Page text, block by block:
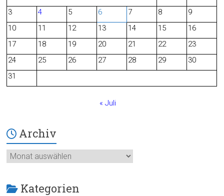
b
o
3
4 5 6 7 8
9
10
11 12 13 14 15
16
17
18 19 20 21 22
23
24
25 26 27 28 29
30
31
« Juli
Archiv
Archiv
Kategorien